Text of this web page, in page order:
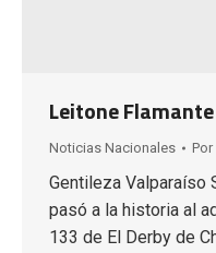
Leitone
Noticias Nacionales Por
Gentileza Valparaíso
pasó a la historia al
133 de El Derby de